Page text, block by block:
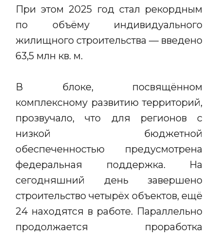
При этом 2025 год стал рекордным
по объёму индивидуального
жилищного строительства — введено
63,5 млн кв. м.
В блоке, посвящённом
комплексному развитию территорий,
прозвучало, что для регионов с
низкой бюджетной
обеспеченностью предусмотрена
федеральная поддержка. На
сегодняшний день завершено
строительство четырёх объектов, ещё
24 находятся в работе. Параллельно
продолжается проработка